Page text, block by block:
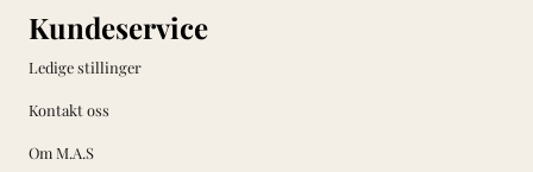
Kundeservice
Ledige stillinger
Kontakt oss
Om M.A.S